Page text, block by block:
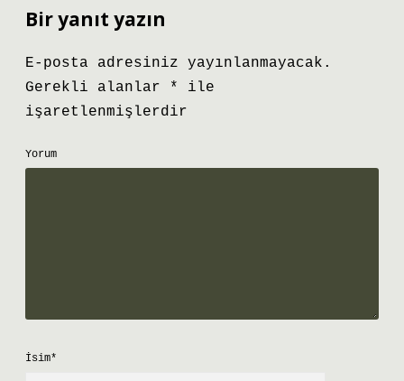
Bir yanıt yazın
E-posta adresiniz yayınlanmayacak.
Gerekli alanlar
*
ile
işaretlenmişlerdir
Yorum
İsim*